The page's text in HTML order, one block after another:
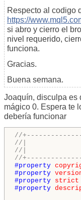
Respecto al codigo
https://
si abro y cierro el
nivel requerido,
funciona.
Gracias.
Buena semana.
Joaquín, disculpa es
mágico 0. Espera te
debería funcionar
//
//|
//|
//
#property
#property
#property strict
#property